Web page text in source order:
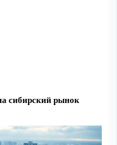
сибирский рынок